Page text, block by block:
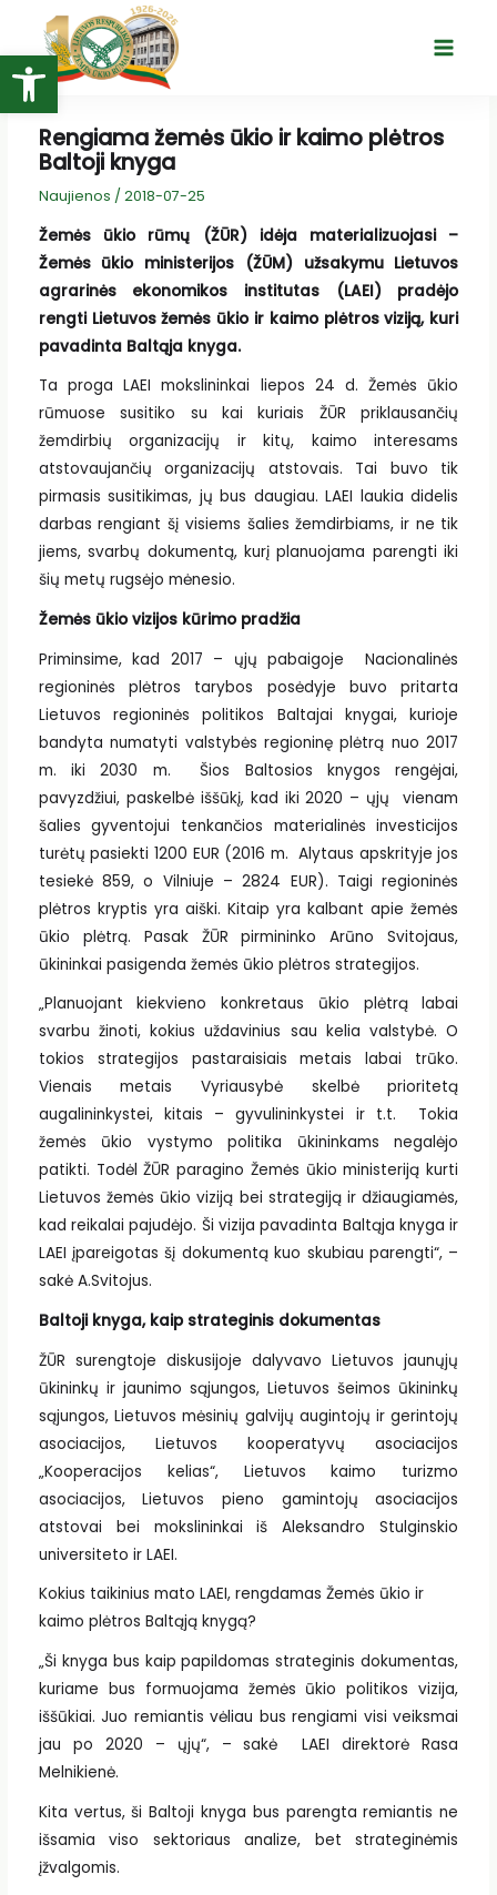
Open toolbar
turinio
Main
Rengiama žemės ūkio ir kaimo plėtros
Baltoji knyga
Naujienos / 2018-07-25
Žemės ūkio rūmų (ŽŪR) idėja materializuojasi –
Žemės ūkio ministerijos (ŽŪM) užsakymu Lietuvos
agrarinės ekonomikos institutas (LAEI) pradėjo
rengti Lietuvos žemės ūkio ir kaimo plėtros viziją, kuri
pavadinta Baltąja knyga.
Ta proga LAEI mokslininkai liepos 24 d. Žemės ūkio
rūmuose susitiko su kai kuriais ŽŪR priklausančių
žemdirbių organizacijų ir kitų, kaimo interesams
atstovaujančių organizacijų atstovais. Tai buvo tik
pirmasis susitikimas, jų bus daugiau. LAEI laukia didelis
darbas rengiant šį visiems šalies žemdirbiams, ir ne tik
jiems, svarbų dokumentą, kurį planuojama parengti iki
šių metų rugsėjo mėnesio.
Žemės ūkio vizijos kūrimo pradžia
Priminsime, kad 2017 – ųjų pabaigoje Nacionalinės
regioninės plėtros tarybos posėdyje buvo pritarta
Lietuvos regioninės politikos Baltajai knygai, kurioje
bandyta numatyti valstybės regioninę plėtrą nuo 2017
m. iki 2030 m. Šios Baltosios knygos rengėjai,
pavyzdžiui, paskelbė iššūkį, kad iki 2020 – ųjų vienam
šalies gyventojui tenkančios materialinės investicijos
turėtų pasiekti 1200 EUR (2016 m. Alytaus apskrityje jos
tesiekė 859, o Vilniuje – 2824 EUR). Taigi regioninės
plėtros kryptis yra aiški. Kitaip yra kalbant apie žemės
ūkio plėtrą. Pasak ŽŪR pirmininko Arūno Svitojaus,
ūkininkai pasigenda žemės ūkio plėtros strategijos.
„Planuojant kiekvieno konkretaus ūkio plėtrą labai
svarbu žinoti, kokius uždavinius sau kelia valstybė. O
tokios strategijos pastaraisiais metais labai trūko.
Vienais metais Vyriausybė skelbė prioritetą
augalininkystei, kitais – gyvulininkystei ir t.t. Tokia
žemės ūkio vystymo politika ūkininkams negalėjo
patikti. Todėl ŽŪR paragino Žemės ūkio ministeriją kurti
Lietuvos žemės ūkio viziją bei strategiją ir džiaugiamės,
kad reikalai pajudėjo. Ši vizija pavadinta Baltąja knyga ir
LAEI įpareigotas šį dokumentą kuo skubiau parengti“, –
sakė A.Svitojus.
Baltoji knyga, kaip strateginis dokumentas
ŽŪR surengtoje diskusijoje dalyvavo Lietuvos jaunųjų
ūkininkų ir jaunimo sąjungos, Lietuvos šeimos ūkininkų
sąjungos, Lietuvos mėsinių galvijų augintojų ir gerintojų
asociacijos, Lietuvos kooperatyvų asociacijos
„Kooperacijos kelias“, Lietuvos kaimo turizmo
asociacijos, Lietuvos pieno gamintojų asociacijos
atstovai bei mokslininkai iš Aleksandro Stulginskio
universiteto ir LAEI.
Kokius taikinius mato LAEI, rengdamas Žemės ūkio ir
kaimo plėtros Baltąją knygą?
„Ši knyga bus kaip papildomas strateginis dokumentas,
kuriame bus formuojama žemės ūkio politikos vizija,
iššūkiai. Juo remiantis vėliau bus rengiami visi veiksmai
jau po 2020 – ųjų“, – sakė LAEI direktorė Rasa
Melnikienė.
Kita vertus, ši Baltoji knyga bus parengta remiantis ne
išsamia viso sektoriaus analize, bet strateginėmis
įžvalgomis.